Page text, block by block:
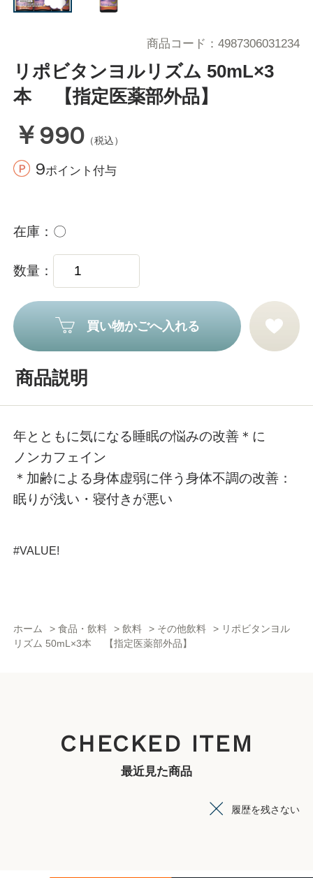
リポビタンヨルリズム 50mL×3
本 【指定医薬部外品】
￥990 （税込）
9ポイント付与
商品コード 4987306031234
在庫 〇
数量
買い物かごへ入れる
商品説明
年とともに気になる睡眠の悩みの改善＊に
ノンカフェイン
＊加齢による身体虚弱に伴う身体不調の改善：
眠りが浅い・寝付きが悪い
#VALUE!
ホーム >食品・飲料 >飲料 > その他飲料 > リポビタンヨル
リズム 50mL×3本 【指定医薬部外品】
CHECKED ITEM
最近見た商品
履歴を残さない